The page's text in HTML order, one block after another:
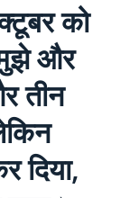
को
मुझे और
तीन
दिया,